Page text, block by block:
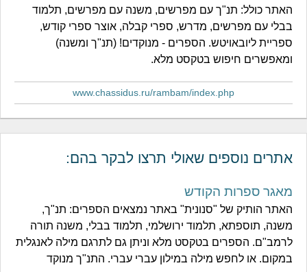
האתר כולל: תנ"ך עם מפרשים, משנה עם מפרשים, תלמוד
בבלי עם מפרשים, מדרש, ספרי קבלה, אוצר ספרי קודש,
ספריית ליובאויטש. הספרים - מנוקדים! (תנ"ך ומשנה)
ומאפשרים חיפוש בטקסט מלא.
www.chassidus.ru/rambam/index.php
אתרים נוספים שאולי תרצו לבקר בהם:
מאגר ספרות הקודש
האתר הותיק של "סנונית" באתר נמצאים הספרים: תנ"ך,
משנה, תוספתא, תלמוד ירושלמי, תלמוד בבלי, משנה תורה
לרמב"ם. הספרים בטקסט מלא וניתן גם לתרגם מילה לאנגלית
במקום. או לחפש מילה במילון עברי עברי. התנ"ך מנוקד